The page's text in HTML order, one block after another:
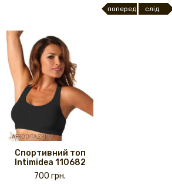
поперед. слід.
Спортивний топ
Intimidea 110682
700 грн.